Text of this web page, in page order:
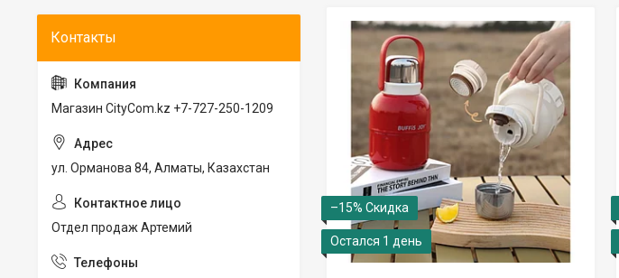
–15%
Остался 1 день
Магазин CityCom.kz +7-727-250-1209
ул. Орманова 84, Алматы, Казахстан
Отдел продаж Артемий